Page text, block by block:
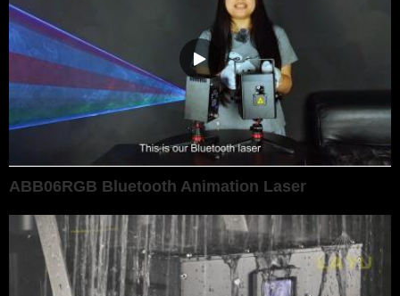
ABB06RGB Bluetooth Animation Laser